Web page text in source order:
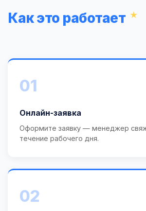
Как это работает
01
Онлайн-заявка
Оформите заявку — менеджер
течение рабочего дня.
02